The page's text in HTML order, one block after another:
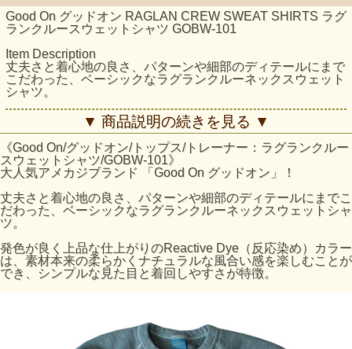
Good On グッドオン RAGLAN CREW SWEAT SHIRTS ラグ
ランクルースウェットシャツ GOBW-101
Item Description
丈夫さと着心地の良さ、パターンや細部のディテールにまで
こだわった、ベーシックなラグランクルーネックスウェット
シャツ。
発色が良く上品な仕上がりのReactive Dye（反応染め）カラ
ーは、素材本来の柔らかくナチュラルな風合い感を楽しむこ
とができ、シンプルな見た目と着回しやすさが特徴。
スウェット特有の凹凸に色の濃淡が際立つPigment Dye（顔
料染め）カラーは、 他にはない味のある表情が特徴で、洗
濯の度に表面から徐々に色褪せしさらに風合いを増していく
ので、長く愛用するほどに上質なビンテージ品のように印象
が変わっていきます。
日本人の体型に合わせて微調整された着丈、二の腕から脇の
下にかけてのシルエットなど、全体的にスッキリとしたシャ
ープな印象に仕上げています。
動きやすさ、見た目のスマートさにこだわりながら、着まわ
丈夫で吸湿性に優れたアメリカ綿１００％のスウェット生地
は、適度に薄手の9オンスで裏側はパイル状になっており季
▼ 商品説明の続きを見る ▼
《Good On/グッドオン/トップス/トレーナー：ラグランクルー
スウェットシャツ/GOBW-101》
大人気アメカジブランド 「Good On グッドオン」！
丈夫さと着心地の良さ、パターンや細部のディテールにまでこ
だわった、ベーシックなラグランクルーネックスウェットシャ
ツ。
発色が良く上品な仕上がりのReactive Dye（反応染め）カラー
は、素材本来の柔らかくナチュラルな風合い感を楽しむことが
でき、シンプルな見た目と着回しやすさが特徴。